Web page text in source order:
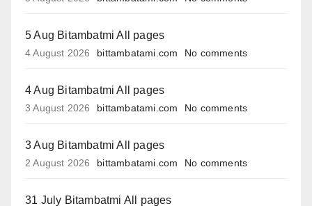
5 Aug Bitambatmi All pages
4 August 2026 bittambatami.com No comments
4 Aug Bitambatmi All pages
3 August 2026 bittambatami.com No comments
3 Aug Bitambatmi All pages
2 August 2026 bittambatami.com No comments
31 July Bitambatmi All pages